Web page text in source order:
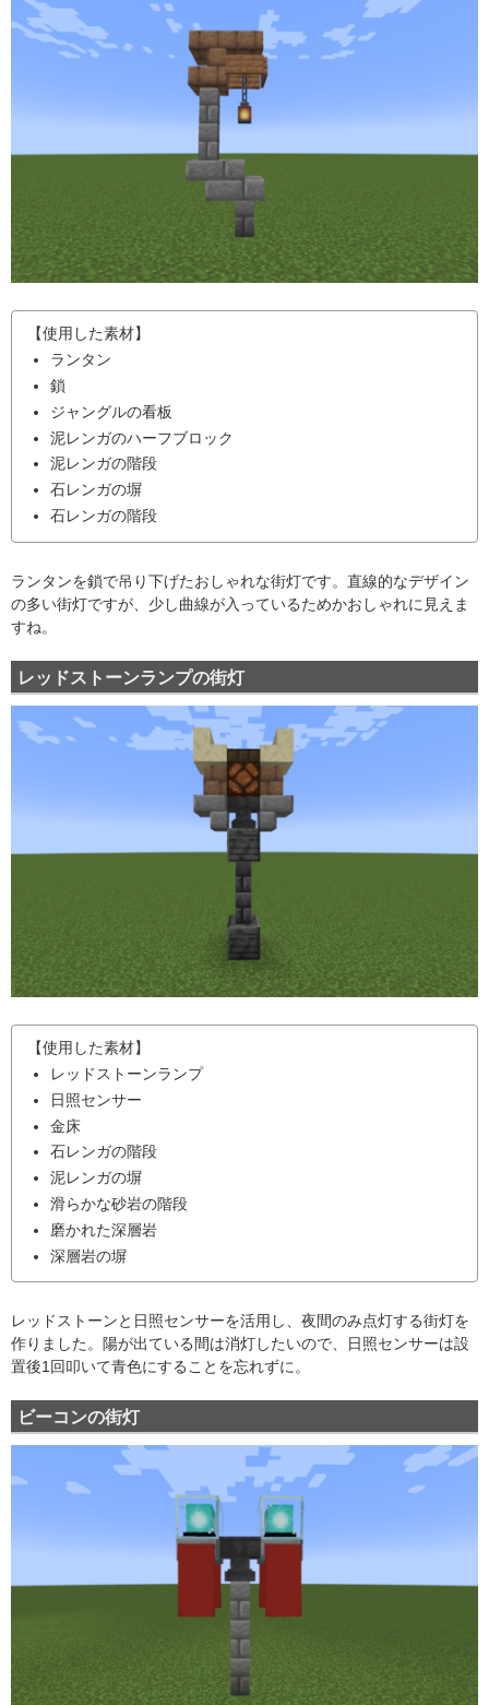
【使用した素材】
ランタン
鎖
ジャングルの看板
泥レンガのハーフブロック
泥レンガの階段
石レンガの塀
石レンガの階段
ランタンを鎖で吊り下げたおしゃれな街灯です。直線的なデザイン
の多い街灯ですが、少し曲線が入っているためかおしゃれに見えま
すね。
レッドストーンランプの街灯
【使用した素材】
レッドストーンランプ
日照センサー
金床
石レンガの階段
泥レンガの塀
滑らかな砂岩の階段
磨かれた深層岩
深層岩の塀
レッドストーンと日照センサーを活用し、夜間のみ点灯する街灯を
作りました。陽が出ている間は消灯したいので、日照センサーは設
置後1回叩いて青色にすることを忘れずに。
ビーコンの街灯